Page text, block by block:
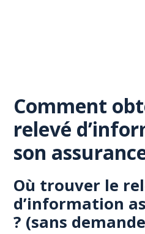
Comment
relevé
son
Où trouver le
d’information
? (sans